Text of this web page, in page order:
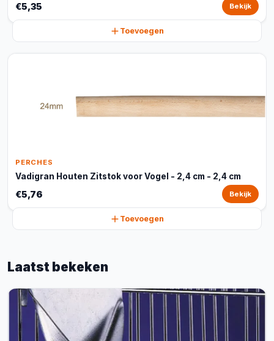
€5,35 Bekijk
Toevoegen
PERCHES
Vadigran Houten Zitstok voor Vogel - 2,4 cm - 2,4 cm
€5,76 Bekijk
Toevoegen
Laatst bekeken